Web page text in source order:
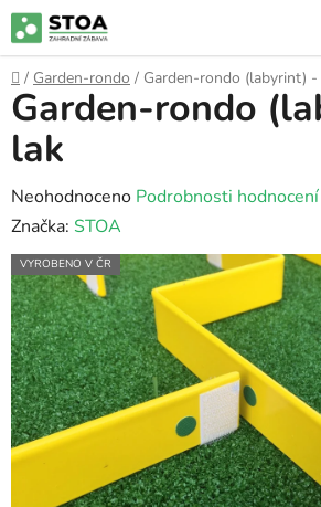
Přejít
na
obsah
Domů
/ Garden-rondo / Garden-rondo (labyrint)
Garden-rondo
lak
Průměrné
hodnocení
produktu
je
0,0
z
5
hvězdiček.
Neohodnoceno Podrobnosti hodnocení
Značka: STOA
VYROBENO V ČR